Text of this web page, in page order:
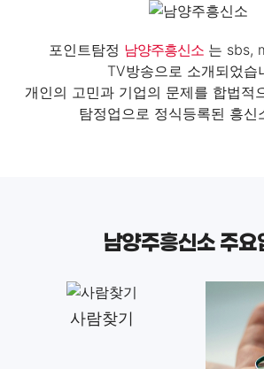
포인트탐정 남양주흥신소는 sbs,
TV방송으로 소개되었습
개인의 고민과 기업의 문제를 합법적
탐정업으로 정식등록된 흥신
남양주흥신소 주요
사람찾기